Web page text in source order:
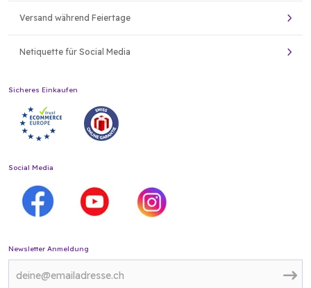
Versand während Feiertage
Netiquette für Social Media
Sicheres Einkaufen
Social Media
Newsletter Anmeldung